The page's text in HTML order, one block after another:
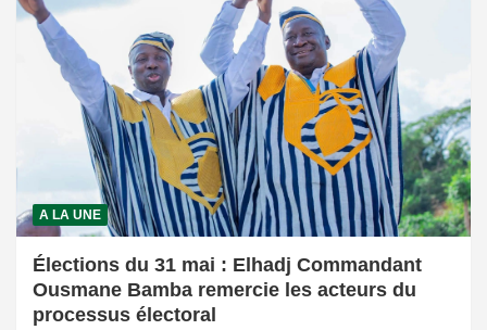
A LA UNE
Élections du 31 mai : Elhadj Commandant
Ousmane Bamba remercie les acteurs du
processus électoral